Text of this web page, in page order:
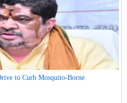
to Curb Mosquito-Borne